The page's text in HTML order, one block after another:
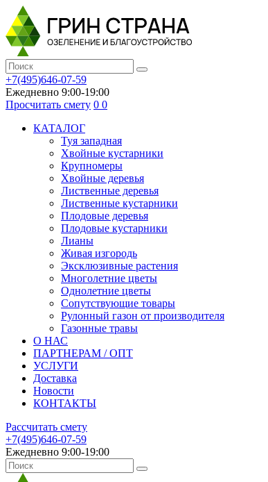
+7(495)646-07-59
Ежедневно 9:00-19:00
Просчитать смету 0 0
КАТАЛОГ
Туя западная
Хвойные кустарники
Крупномеры
Хвойные деревья
Лиственные деревья
Лиственные кустарники
Плодовые деревья
Плодовые кустарники
Лианы
Живая изгородь
Эксклюзивные растения
Многолетние цветы
Однолетние цветы
Сопутствующие товары
Рулонный газон от производителя
Газонные травы
О НАС
ПАРТНЕРАМ / ОПТ
УСЛУГИ
Доставка
Новости
КОНТАКТЫ
Рассчитать смету
+7(495)646-07-59
Ежедневно 9:00-19:00